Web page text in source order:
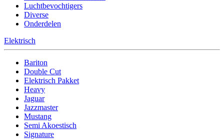
Luchtbevochtigers
Diverse
Onderdelen
Elektrisch
Bariton
Double Cut
Elektrisch Pakket
Heavy
Jaguar
Jazzmaster
Mustang
Semi Akoestisch
Signature